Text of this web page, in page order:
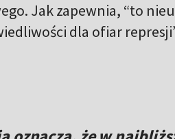
Jak zapewnia, “to
dla ofiar